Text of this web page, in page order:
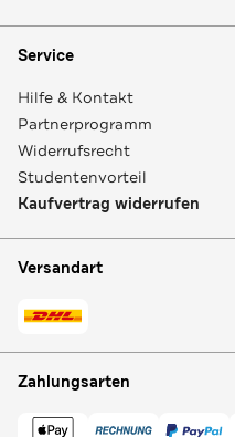
Service
Hilfe & Kontakt
Partnerprogramm
Widerrufsrecht
Studentenvorteil
Kaufvertrag widerrufen
Versandart
Zahlungsarten